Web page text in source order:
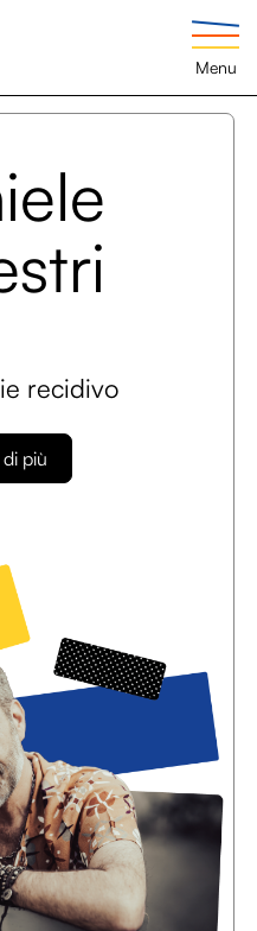
Menu
recidivo
più